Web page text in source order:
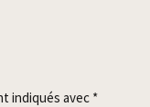
indiqués avec *